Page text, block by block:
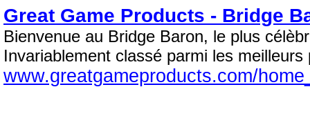
Great Game Products - Bridge
Bienvenue au Bridge Baron, le plus
Invariablement classé parmi les
www.greatgameproducts.com/